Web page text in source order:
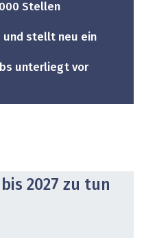
Stellen
und stellt neu ein
unterliegt vor
2027 zu tun